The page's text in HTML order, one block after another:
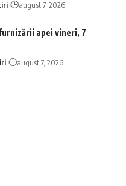
august 7, 2026
apei vineri, 7
august 7, 2026